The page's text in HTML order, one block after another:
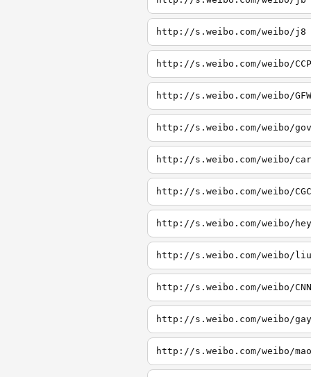
http://s.weibo.com/weibo/j8
http://s.weibo.com/weibo/CCP
http://s.weibo.com/weibo/GFW
http://s.weibo.com/weibo/gov
http://s.weibo.com/weibo/car
http://s.weibo.com/weibo/CGC
http://s.weibo.com/weibo/hey
http://s.weibo.com/weibo/liu
http://s.weibo.com/weibo/CNN
http://s.weibo.com/weibo/gay
http://s.weibo.com/weibo/mao